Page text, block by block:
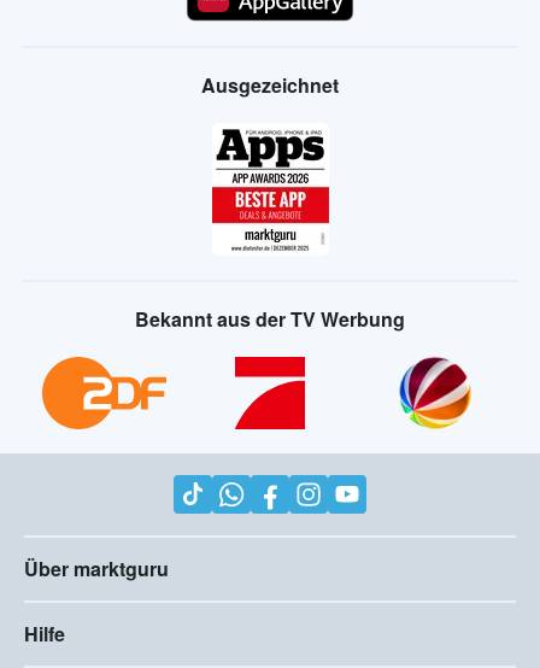
Ausgezeichnet
Bekannt aus der TV Werbung
Über marktguru
Hilfe